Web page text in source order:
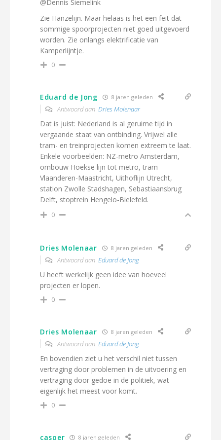
@Dennis Siemelink
Zie Hanzelijn. Maar helaas is het een feit dat
sommige spoorprojecten niet goed uitgevoerd
worden. Zie onlangs elektrificatie van
Kamperlijntje.
0
Eduard de Jong 8 jaren geleden
Antwoord aan Dries Molenaar
Dat is juist: Nederland is al geruime tijd in
vergaande staat van ontbinding. Vrijwel alle
tram- en treinprojecten komen extreem te laat.
Enkele voorbeelden: NZ-metro Amsterdam,
ombouw Hoekse lijn tot metro, tram
Vlaanderen-Maastricht, Uithoflijn Utrecht,
station Zwolle Stadshagen, Sebastiaansbrug
Delft, stoptrein Hengelo-Bielefeld.
0
Dries Molenaar 8 jaren geleden
Antwoord aan Eduard de Jong
U heeft werkelijk geen idee van hoeveel
projecten er lopen.
0
Dries Molenaar 8 jaren geleden
Antwoord aan Eduard de Jong
En bovendien ziet u het verschil niet tussen
vertraging door problemen in de uitvoering en
vertraging door gedoe in de politiek, wat
eigenlijk het meest voor komt.
0
casper 8 jaren geleden